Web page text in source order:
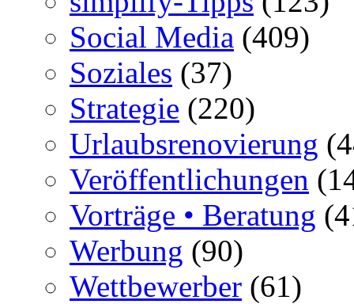
Social Media (409)
Soziales (37)
Strategie (220)
Urlaubsrenovierung
Veröffentlichungen
Vorträge • Beratung
Werbung (90)
Wettbewerber (61)